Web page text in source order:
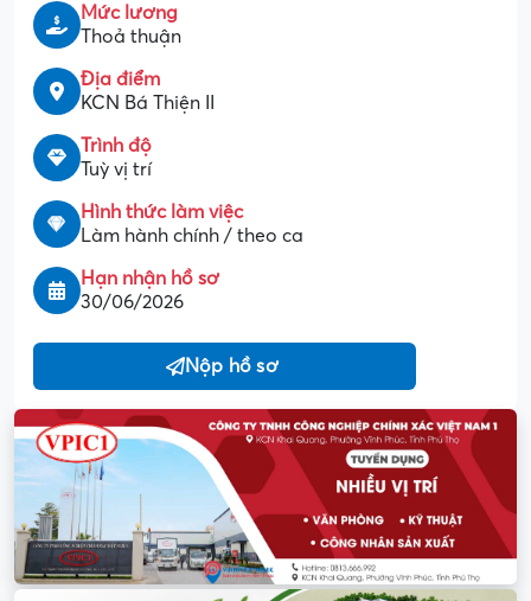
Mức lương
Thoả thuận
Địa điểm
KCN Bá Thiện II
Trình độ
Tuỳ vị trí
Hình thức làm việc
Làm hành chính / theo ca
Hạn nhận hồ sơ
30/06/2026
Nộp hồ sơ